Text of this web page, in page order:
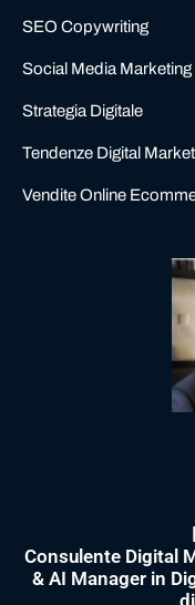
SEO Copywriting
Social Media Marketing
Strategia Digitale
Tendenze Digital
Vendite Online
Consulente Digital
& AI Manager in